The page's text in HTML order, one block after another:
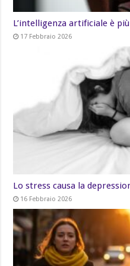
L’intelligenza artificiale è
17 Febbraio 2026
Lo stress causa la
16 Febbraio 2026